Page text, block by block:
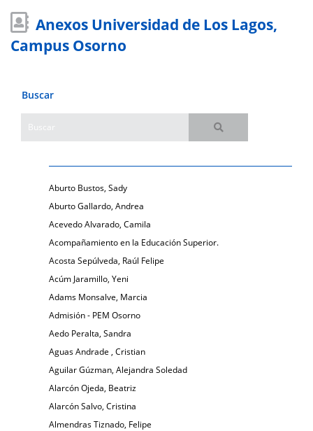
Anexos Universidad de Los Lagos,
Campus Osorno
Buscar
Aburto Bustos, Sady
Aburto Gallardo, Andrea
Acevedo Alvarado, Camila
Acompañamiento en la Educación Superior.
Acosta Sepúlveda, Raúl Felipe
Acúm Jaramillo, Yeni
Adams Monsalve, Marcia
Admisión - PEM Osorno
Aedo Peralta, Sandra
Aguas Andrade , Cristian
Aguilar Gúzman, Alejandra Soledad
Alarcón Ojeda, Beatriz
Alarcón Salvo, Cristina
Almendras Tiznado, Felipe